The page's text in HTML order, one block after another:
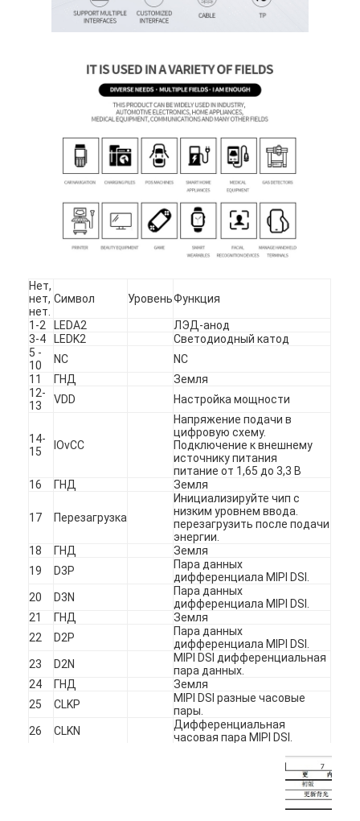
Домой
Экскурсия по заводу
Контроль качества
Свяжитесь с нами
Случаи
Запросите цитату
Дисплей TFT LCD
квадратный ЖК-дисплей
Кругообразный ЖК-дисплей
дисплей Epaper E-чернил
TFT LCD емкостный сенсорный экран
Резистивный сенсорный экран TFT LCD
TF TFT ЖК-дисплей
Радиочастотный TFT LCD дисплей
Нет,
нет,
нет.
Символ УровеньФункция
1-2 LEDA2
ЛЭД-анод
3-4
LEDK2
Светодиодный катод
5 -
10
NC
NC
11
ГНД
Земля
12-
13
VDD Настройка мощности
14-
15
IOvCC
Напряжение подачи в
цифровую схему.
Подключение к внешнему
источнику питания
питание от 1,65 до 3,3 В
16
ГНД Земля
17 Перезагрузка
Инициализируйте чип с
низким уровнем ввода.
перезагрузить после подачи
энергии.
18
ГНД
Земля
19
D3P
Пара данных
дифференциала MIPI DSI.
20
D3N
Пара данных
дифференциала MIPI DSI.
21
ГНД
Земля
22
D2P
Пара данных
дифференциала MIPI DSI.
23
D2N
MIPI DSI дифференциальная
пара данных.
24
ГНД
Земля
25
CLKP
MIPI DSI разные часовые
пары.
26
CLKN
Дифференциальная
часовая пара MIPI DSI.
дифференциала MIPI DSI.
Дифференциальная пара